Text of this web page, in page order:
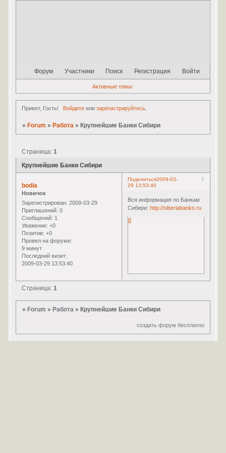
Форум Участники Поиск Регистрация Войти
Активные темы
Привет, Гость! Войдитеили зарегистрируйтесь.
» Forum » Работа » Крупнейшие Банки Сибири
Крупнейшие Банки Сибири
Страница:1
Поделиться 1
2009-03-
29 13:53:40
bodia
Новичок
Зарегистрирован: 2009-03-29
Приглашений: 0
Сообщений: 1
Уважение: +0
Позитив: +0
Провел на форуме:
9 минут
Последний визит:
2009-03-29 13:53:40
Вся информация по Банкам
Сибири: http://siberiabanks.ru
0
Страница:1
»Forum »Работа »Крупнейшие Банки Сибири
создать форум бесплатно